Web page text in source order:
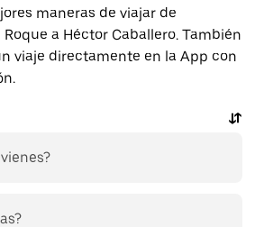
maneras de viajar de
a Héctor Caballero. También
viaje directamente en la App con